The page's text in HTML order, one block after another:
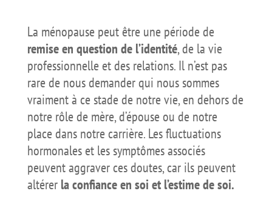
La ménopause peut être une période de
remise en question de l’identité, de la vie
professionnelle et des relations. Il n’est pas
rare de nous demander qui nous sommes
vraiment à ce stade de notre vie, en dehors de
notre rôle de mère, d’épouse ou de notre
place dans notre carrière. Les fluctuations
hormonales et les symptômes associés
peuvent aggraver ces doutes, car ils peuvent
altérerla confiance en soi et l’estime de soi.